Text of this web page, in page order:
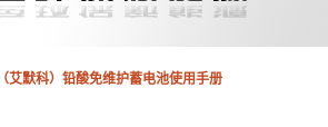
艾默科）铅酸免维护蓄电池使用手册